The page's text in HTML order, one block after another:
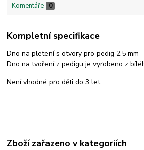
Komentáře 0
Kompletní specifikace
Dno na pletení s otvory pro pedig 2.5 mm
Dno na tvoření z pedigu je vyrobeno z
Není vhodné pro děti do 3 let.
Zboží zařazeno v kategoriích